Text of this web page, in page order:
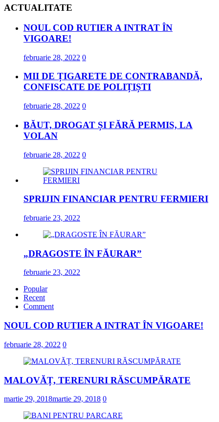
ACTUALITATE
NOUL COD RUTIER A INTRAT ÎN
VIGOARE!
februarie 28, 2022 0
MII DE ȚIGARETE DE CONTRABANDĂ,
CONFISCATE DE POLIȚIȘTI
februarie 28, 2022 0
BĂUT, DROGAT ȘI FĂRĂ PERMIS, LA
VOLAN
februarie 28, 2022 0
SPRIJIN FINANCIAR PENTRU FERMIERI
februarie 23, 2022
„DRAGOSTE ÎN FĂURAR”
februarie 23, 2022
Popular
Recent
Comment
NOUL COD RUTIER A INTRAT ÎN VIGOARE!
februarie 28, 2022 0
MALOVĂȚ, TERENURI RĂSCUMPĂRATE
martie 29, 2018martie 29, 2018 0